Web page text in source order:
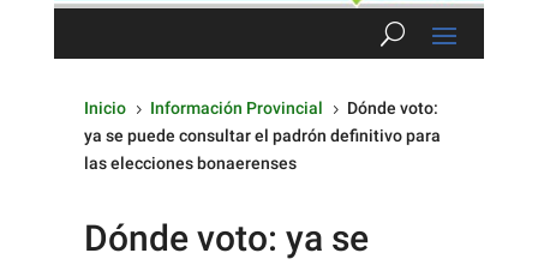
Inicio 5 Información Provincial 5 Dónde voto:
ya se puede consultar el padrón definitivo para
las elecciones bonaerenses
Dónde voto: ya se